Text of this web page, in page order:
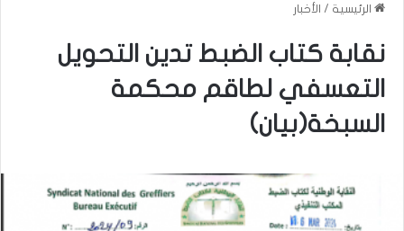
الرئيسية / الأخبار
نقابة كتاب الضبط تدين التحويل
التعسفي لطاقم محكمة
السبخة(بيان)